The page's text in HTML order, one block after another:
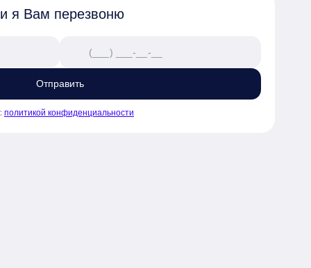
я Вам перезвоню
Отправить
политикой конфиденциальности